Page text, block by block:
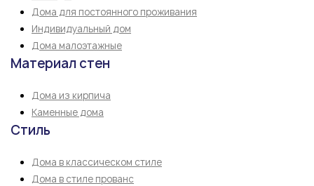
Дома для постоянного проживания
Индивидуальный дом
Дома малоэтажные
Материал стен
Дома из кирпича
Каменные дома
Стиль
Дома в классическом стиле
Дома в стиле прованс